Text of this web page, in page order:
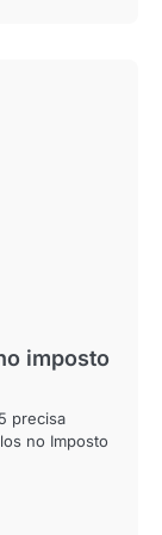
imposto
precisa
no Imposto